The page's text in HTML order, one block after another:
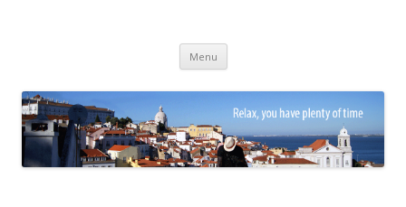
Menu Skip
content